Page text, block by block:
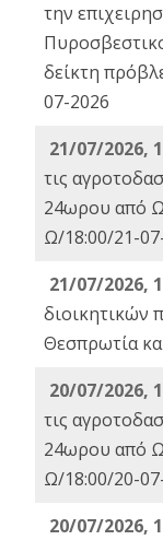
την
δείκτη
07-2026
21/07/2026,
τις
24ωρου από
Ω/18:00/21-
21/07/2026,
διοικητικών
Θεσπρωτία
20/07/2026,
τις
24ωρου από
Ω/18:00/20-
20/07/2026,